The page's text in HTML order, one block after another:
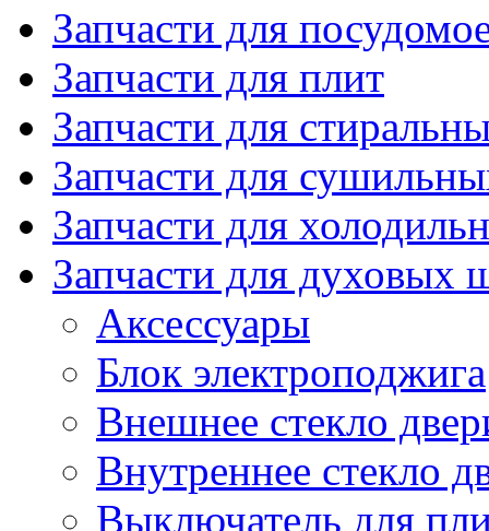
Запчасти для
Запчасти для плит
Запчасти для
Запчасти для
Запчасти для
Запчасти для духовых
Аксессуары
Блок электроподжига
Внешнее стекло
Внутреннее стекло
Выключатель для